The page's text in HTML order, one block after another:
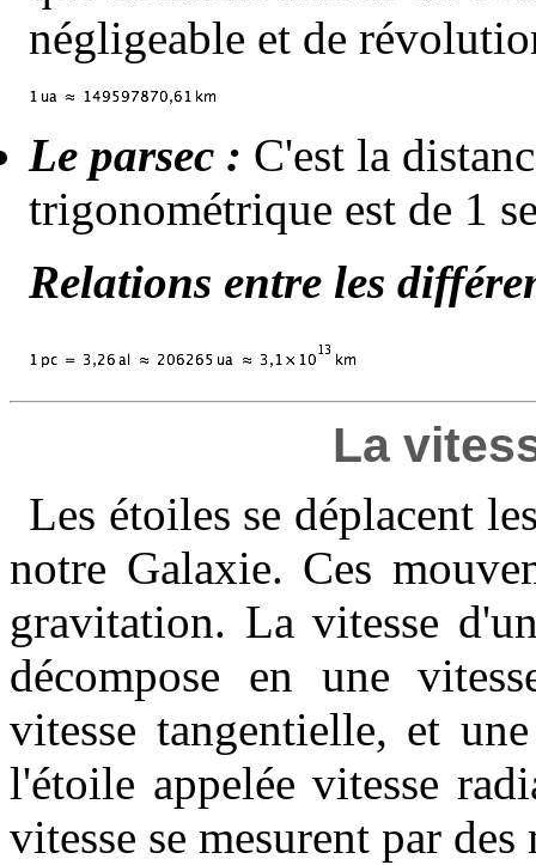
négligeable et de
Le parsec : C'est la
trigonométrique est de 1
Relations entre les
La
Les étoiles se déplacent
notre Galaxie. Ces
gravitation. La vitesse
décompose en une
vitesse tangentielle, et
l'étoile appelée vitesse
vitesse se mesurent par